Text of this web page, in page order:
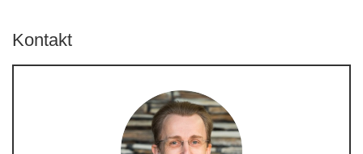
Kontakt